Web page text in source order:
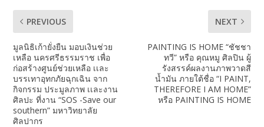
PREVIOUS
มูลนิธิเก้ายั่งยืน มอบเงินช่วย
เหลือ นครศรีธรรมราช เพื่อ
ก่อสร้างศูนย์ช่วยเหลือ เเละ
บรรเทาอุทกภัยฉุกเฉิน จาก
กิจกรรม ประมูลภาพ เเละงาน
ศิลปะ ที่งาน “SOS -Save our
southern” มหาวิทยาลัย
ศิลปากร
NEXT
PAINTING IS HOME “ชัชชา
ทวี” หรือ คุณหมู ศิลปิน ผู้
รังสรรค์ผลงานภาพวาดสี
น้ำมัน ภายใต้ชื่อ “I PAINT,
THEREFORE I AM HOME”
หรือ PAINTING IS HOME